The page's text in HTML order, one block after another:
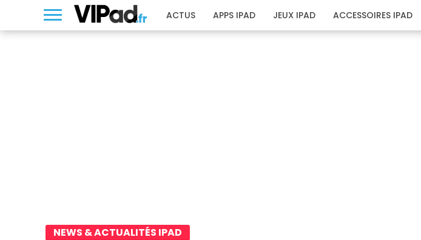
ACTUS APPS IPAD JEUX IPAD ACCESSOIRES IPAD
NEWS & ACTUALITÉS IPAD